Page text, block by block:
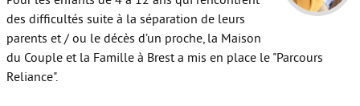
Protéger les enfants
Face au handicap
des difficultés suite à la séparation de leurs
parents et / ou le décès d’un proche, la Maison
du Couple et la Famille à Brest a mis en place le "Parcours
Reliance".